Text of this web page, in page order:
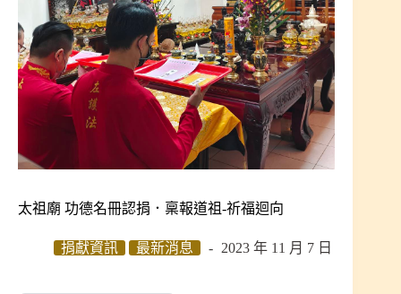
太祖廟 功德名冊認捐．稟報道祖-祈福迴向
捐獻資訊 最新消息 2023 年 11 月 7 日